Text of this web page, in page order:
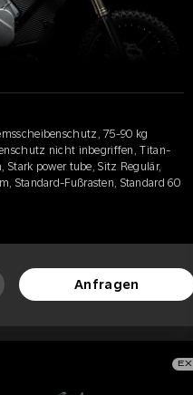
75-90 kg
nicht inbegriffen, Titan-
power tube, Sitz Regulär,
Standard-Fußrasten, Standard 60
Anfragen
EX